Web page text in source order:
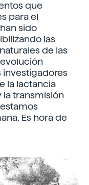
que
para el
sido
las
de las
investigadores
la lactancia
la transmisión
Es hora de